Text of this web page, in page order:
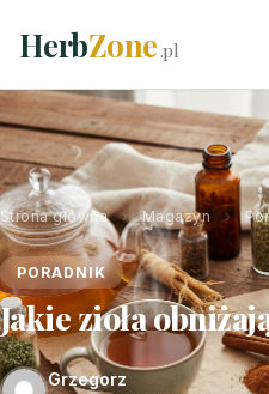
HerbZone.pl
Strona główna › Magazyn ›
PORADNIK
Jakie zioła
Grzegorz